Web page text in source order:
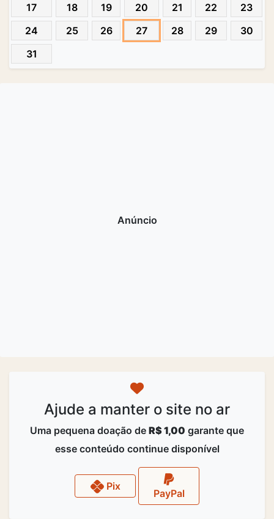
17
18 19 20 21 22
23
24
25 26 27 28 29
30
31
Ajude a manter o site no ar
Uma pequena doação de R$ 1,00 garante que
esse conteúdo continue disponível
Pix
PayPal